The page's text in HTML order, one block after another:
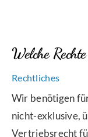
Hörbuch
Über uns
Welche
Rechtliches
Wir benötigen
nicht-exklusive,
Vertriebsrecht